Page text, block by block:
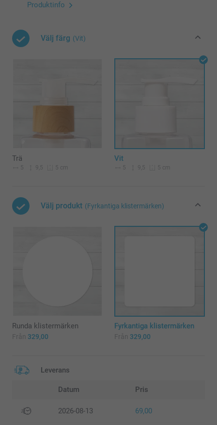
Produktinfo
Välj färg (Vit)
Trä
5 9,5 5 cm
Vit
5 9,5 5 cm
Välj produkt (Fyrkantiga klistermärken)
Runda klistermärken
Från 329,00
Fyrkantiga klistermärken
Från 329,00
Leverans
Datum Pris
2026-08-13 69,00